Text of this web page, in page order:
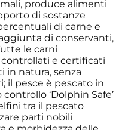
produce alimenti
di sostanze
di carne e
di conservanti,
le carni
e certificati
in natura, senza
il pesce è pescato in
‘Dolphin Safe’
tra il pescato
parti nobili